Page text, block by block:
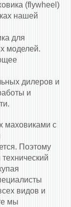
(flywheel)
нашей
для
моделей.
дилеров и
и
маховиками c
Поэтому
видов и
мы